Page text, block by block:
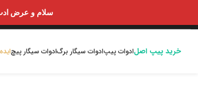
سلام و عرض ادب به
خرید پیپ اصلادوات پیپادوات سیگار برگادوات سیگار پیچ